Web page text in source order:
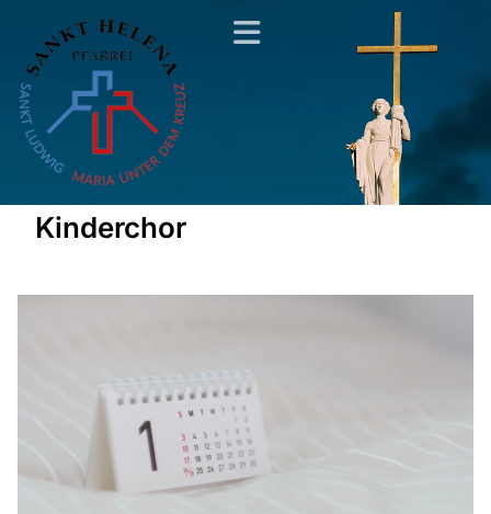
Kinderchor